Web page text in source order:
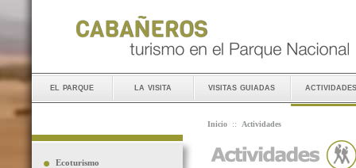
el parque la visita visitas guiadas actividades
Ecoturismo
Inicio :: Actividades